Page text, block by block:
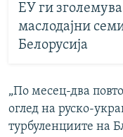
ЕУ ги
маслодајни
Белорусија
„По месец-два
оглед на руско-
турбуленциите на